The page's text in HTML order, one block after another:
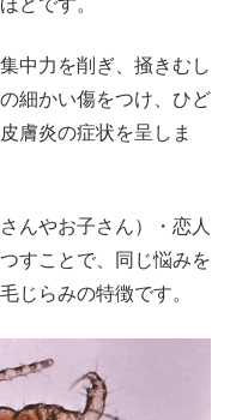
どです。
中力を削ぎ、掻きむし
細かい傷をつけ、ひど
膚炎の症状を呈しま
んやお子さん）・恋人
すことで、同じ悩みを
じらみの特徴です。